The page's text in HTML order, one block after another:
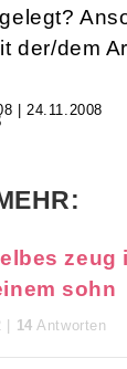
der/dem
| 24.11.2008
zeug
sohn
| 14 Antworten